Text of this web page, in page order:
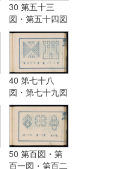
30 第五十三
図・第五十四図
40 第七十八
図・第七十九図
50 第百図・第
百一図・第百二